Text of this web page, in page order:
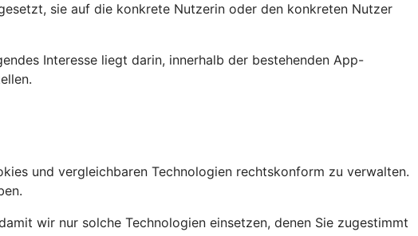
sie auf die konkrete Nutzerin oder den konkreten Nutzer
Interesse liegt darin, innerhalb der bestehenden App-
und vergleichbaren Technologien rechtskonform zu verwalten.
wir nur solche Technologien einsetzen, denen Sie zugestimmt